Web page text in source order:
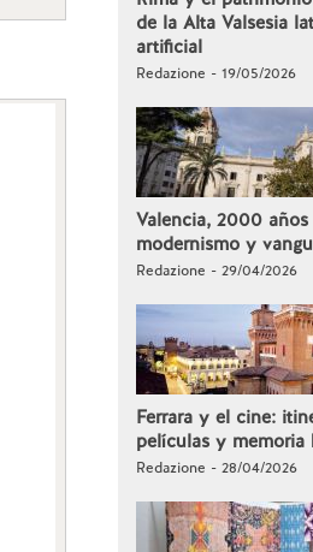
de la Alta Valsesia
artificial
Redazione - 19/05/2026
Valencia, 2000
modernismo y
Redazione - 29/04/2026
Ferrara y el cine:
películas y memoria
Redazione - 28/04/2026